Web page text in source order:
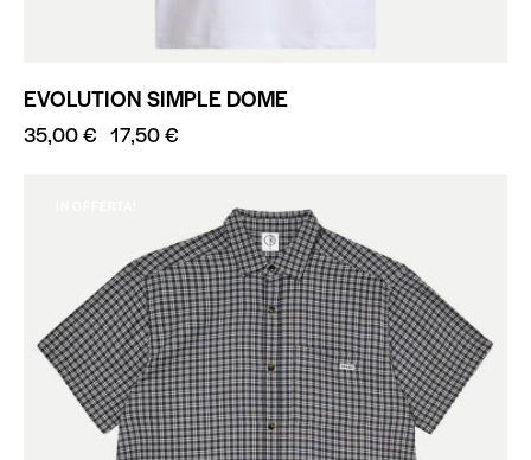
EVOLUTION SIMPLE DOME
35,00€ 17,50€